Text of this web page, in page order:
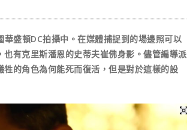
盛頓DC拍攝中。在媒體捕捉到的場邊照可以
有克里斯潘恩的史蒂夫崔佛身影。儘管編導派
的角色為何能死而復活，但是對於這樣的設